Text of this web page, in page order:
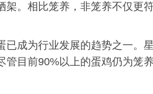
架。相比笼养，非笼养不仅更
已成为行业发展的趋势之一。
管目前90%以上的蛋鸡仍为笼